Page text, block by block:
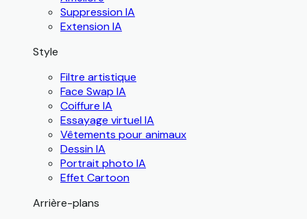
Suppression IA
Extension IA
Style
Filtre artistique
Face Swap IA
Coiffure IA
Essayage virtuel IA
Vêtements pour animaux
Dessin IA
Portrait photo IA
Effet Cartoon
Arrière-plans